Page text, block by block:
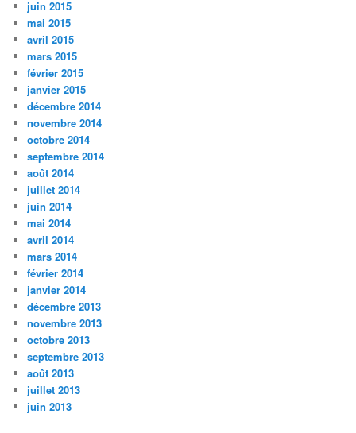
juin 2015
mai 2015
avril 2015
mars 2015
février 2015
janvier 2015
décembre 2014
novembre 2014
octobre 2014
septembre 2014
août 2014
juillet 2014
juin 2014
mai 2014
avril 2014
mars 2014
février 2014
janvier 2014
décembre 2013
novembre 2013
octobre 2013
septembre 2013
août 2013
juillet 2013
juin 2013